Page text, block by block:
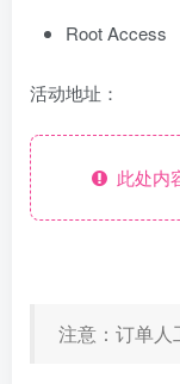
Root Access
活动地址：
此处内
注意：订单人